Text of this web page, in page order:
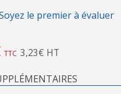
le premier à évaluer
TTC 3,23€ HT